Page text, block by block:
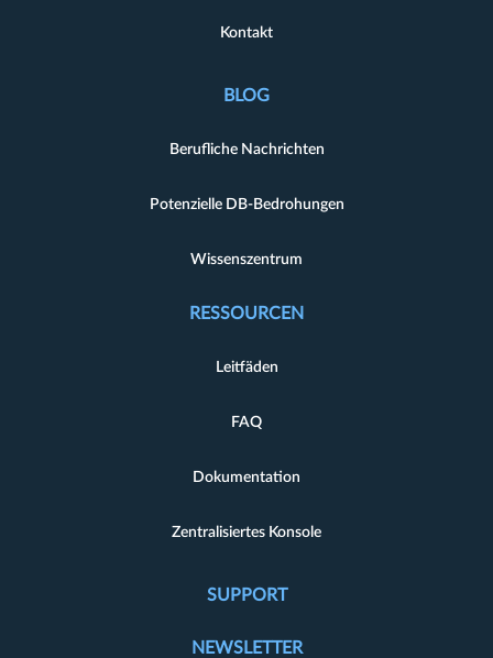
Kontakt
BLOG
Berufliche Nachrichten
Potenzielle DB-Bedrohungen
Wissenszentrum
RESSOURCEN
Leitfäden
FAQ
Dokumentation
Zentralisiertes Konsole
SUPPORT
NEWSLETTER